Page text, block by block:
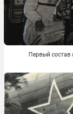
Первый состав